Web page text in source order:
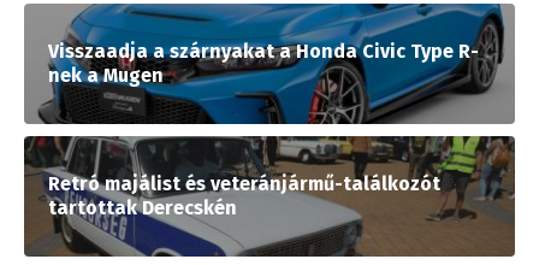
Visszaadja a szárnyakat a Honda Civic Type R-
nek a Mugen
Retró majálist és veteránjármű-találkozót
tartottak Derecskén